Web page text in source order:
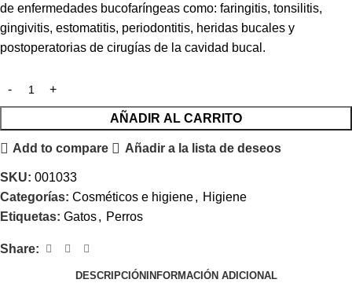
de enfermedades bucofaríngeas como: faringitis, tonsilitis,
gingivitis, estomatitis, periodontitis, heridas bucales y
postoperatorias de cirugías de la cavidad bucal.
AÑADIR AL CARRITO
Add to compare Añadir a la lista de deseos
SKU: 001033
Categorías: Cosméticos e higiene, Higiene
Etiquetas: Gatos, Perros
Share:
DESCRIPCIÓN INFORMACIÓN ADICIONAL